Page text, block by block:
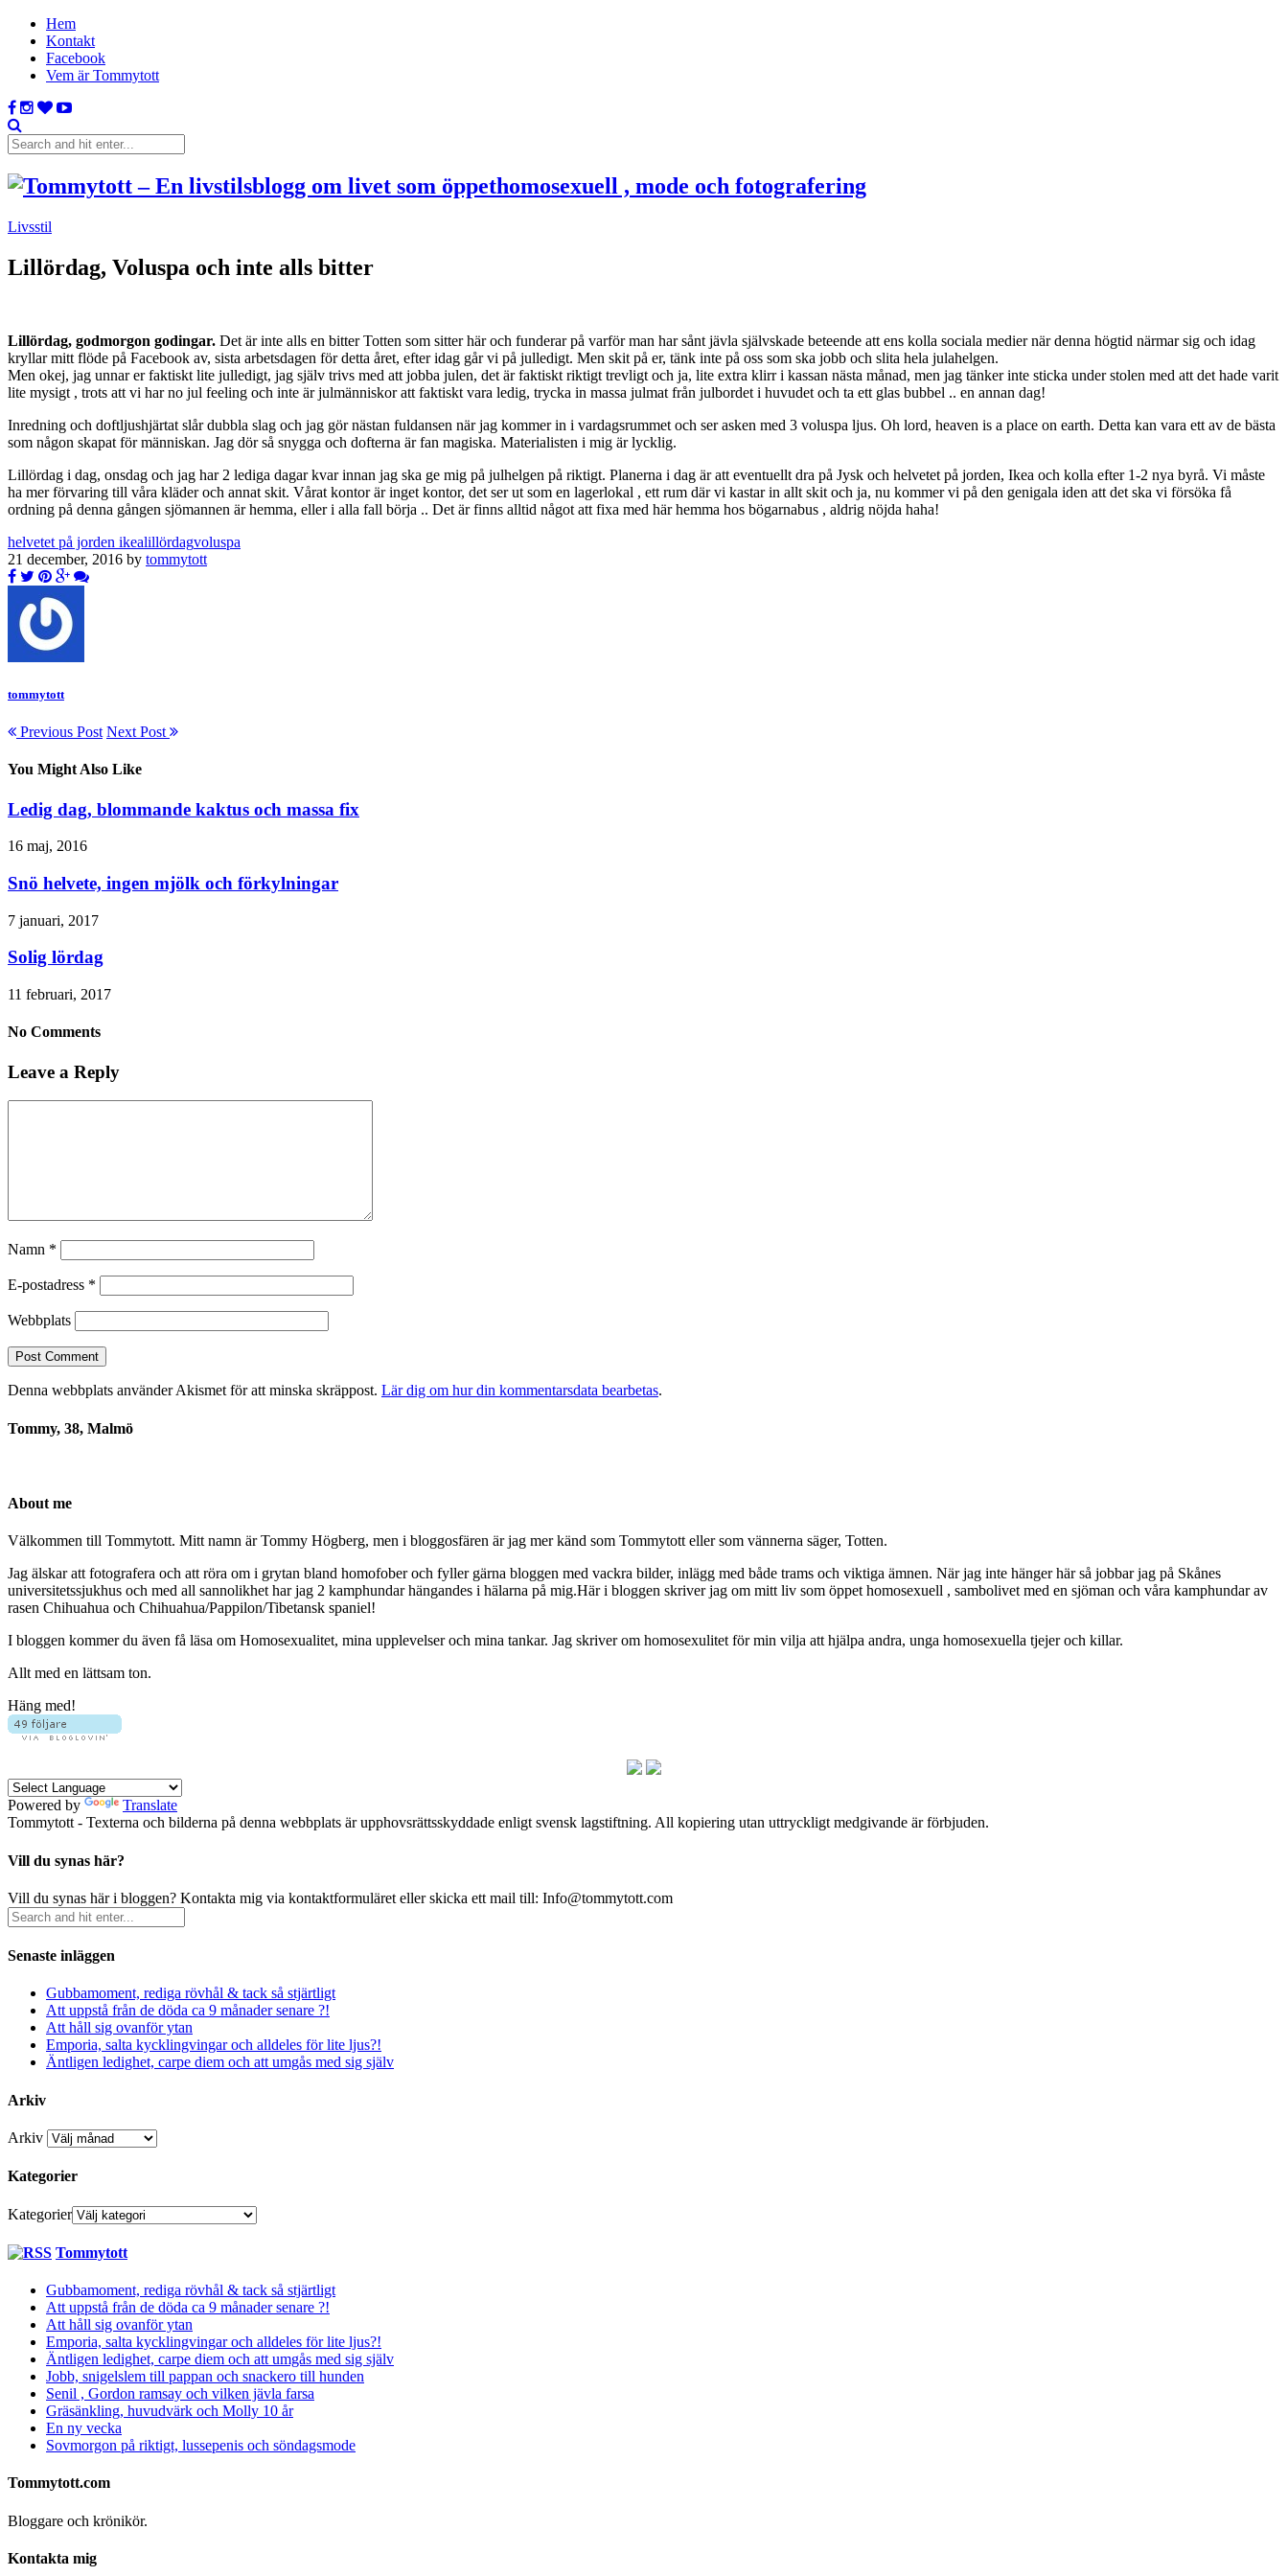
Hem
Kontakt
Facebook
Vem är Tommytott
Livsstil
Lillördag, Voluspa och inte alls bitter
Lillördag, godmorgon godingar. Det är inte alls en bitter Totten som sitter här och funderar på varför man har sånt jävla självskade beteende att ens kolla sociala medier när denna högtid närmar sig och idag
kryllar mitt flöde på Facebook av, sista arbetsdagen för detta året, efter idag går vi på julledigt. Men skit på er, tänk inte på oss som ska jobb och slita hela julahelgen.
Men okej, jag unnar er faktiskt lite julledigt, jag själv trivs med att jobba julen, det är faktiskt riktigt trevligt och ja, lite extra klirr i kassan nästa månad, men jag tänker inte sticka under stolen med att det hade varit
lite mysigt , trots att vi har no jul feeling och inte är julmänniskor att faktiskt vara ledig, trycka in massa julmat från julbordet i huvudet och ta ett glas bubbel .. en annan dag!
Inredning och doftljushjärtat slår dubbla slag och jag gör nästan fuldansen när jag kommer in i vardagsrummet och ser asken med 3 voluspa ljus. Oh lord, heaven is a place on earth. Detta kan vara ett av de bästa
som någon skapat för människan. Jag dör så snygga och dofterna är fan magiska. Materialisten i mig är lycklig.
Lillördag i dag, onsdag och jag har 2 lediga dagar kvar innan jag ska ge mig på julhelgen på riktigt. Planerna i dag är att eventuellt dra på Jysk och helvetet på jorden, Ikea och kolla efter 1-2 nya byrå. Vi måste
ha mer förvaring till våra kläder och annat skit. Vårat kontor är inget kontor, det ser ut som en lagerlokal , ett rum där vi kastar in allt skit och ja, nu kommer vi på den genigala iden att det ska vi försöka få
ordning på denna gången sjömannen är hemma, eller i alla fall börja .. Det är finns alltid något att fixa med här hemma hos bögarnabus , aldrig nöjda haha!
helvetet på jorden ikealillördagvoluspa
21 december, 2016 by tommytott
tommytott
Previous Post Next Post
You Might Also Like
Ledig dag, blommande kaktus och massa fix
16 maj, 2016
Snö helvete, ingen mjölk och förkylningar
7 januari, 2017
Solig lördag
11 februari, 2017
No Comments
Leave a Reply
Namn *
E-postadress *
Webbplats
Denna webbplats använder Akismet för att minska skräppost. Lär dig om hur din kommentarsdata bearbetas.
Tommy, 38, Malmö
About me
Välkommen till Tommytott. Mitt namn är Tommy Högberg, men i bloggosfären är jag mer känd som Tommytott eller som vännerna säger, Totten.
Jag älskar att fotografera och att röra om i grytan bland homofober och fyller gärna bloggen med vackra bilder, inlägg med både trams och viktiga ämnen. När jag inte hänger här så jobbar jag på Skånes
universitetssjukhus och med all sannolikhet har jag 2 kamphundar hängandes i hälarna på mig.Här i bloggen skriver jag om mitt liv som öppet homosexuell , sambolivet med en sjöman och våra kamphundar av
rasen Chihuahua och Chihuahua/Pappilon/Tibetansk spaniel!
I bloggen kommer du även få läsa om Homosexualitet, mina upplevelser och mina tankar. Jag skriver om homosexulitet för min vilja att hjälpa andra, unga homosexuella tjejer och killar.
Allt med en lättsam ton.
Häng med!
Powered by
Translate
Tommytott - Texterna och bilderna på denna webbplats är upphovsrättsskyddade enligt svensk lagstiftning. All kopiering utan uttryckligt medgivande är förbjuden.
Vill du synas här?
Vill du synas här i bloggen? Kontakta mig via kontaktformuläret eller skicka ett mail till: Info@tommytott.com
Senaste inläggen
Gubbamoment, rediga rövhål & tack så stjärtligt
Att uppstå från de döda ca 9 månader senare ?!
Att håll sig ovanför ytan
Emporia, salta kycklingvingar och alldeles för lite ljus?!
Äntligen ledighet, carpe diem och att umgås med sig själv
Arkiv
Arkiv
Kategorier
Kategorier
Tommytott
Gubbamoment, rediga rövhål & tack så stjärtligt
Att uppstå från de döda ca 9 månader senare ?!
Att håll sig ovanför ytan
Emporia, salta kycklingvingar och alldeles för lite ljus?!
Äntligen ledighet, carpe diem och att umgås med sig själv
Jobb, snigelslem till pappan och snackero till hunden
Senil , Gordon ramsay och vilken jävla farsa
Gräsänkling, huvudvärk och Molly 10 år
En ny vecka
Sovmorgon på riktigt, lussepenis och söndagsmode
Tommytott.com
Bloggare och krönikör.
Kontakta mig